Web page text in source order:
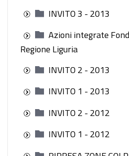
INVITO 3 - 2013
Azioni integrate
Regione Liguria
INVITO 2 - 2013
INVITO 1 - 2013
INVITO 2 - 2012
INVITO 1 - 2012